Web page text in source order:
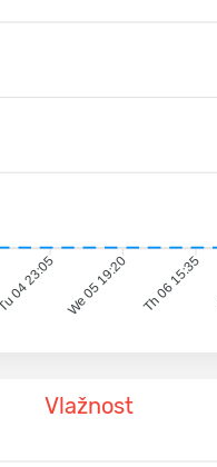
Tu 04 23:05 We 05 19:20 Th 06 15:35
Vlažnost